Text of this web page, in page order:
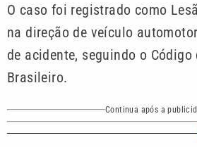
O caso foi registrado como
na direção de veículo
de acidente, seguindo o Código
Brasileiro.
Continua após a